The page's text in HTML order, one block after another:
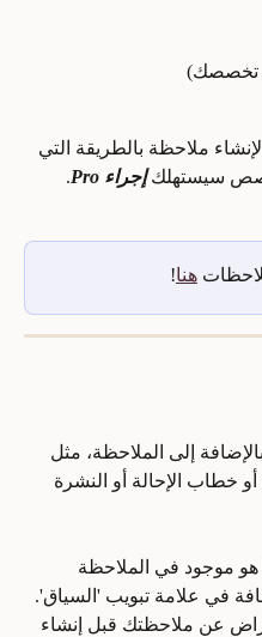
تخصصك)
لإنشاء ملاحظة بالطريقة التي
سيستهلك إجراء Pro .
هنا!
إلى الملاحظة، مثل
خطاب الإحالة أو النشرة
هو موجود في الملاحظة
في علامة تبويب 'السياق'.
راضٍ عن ملاحظتك قبل إنشاء